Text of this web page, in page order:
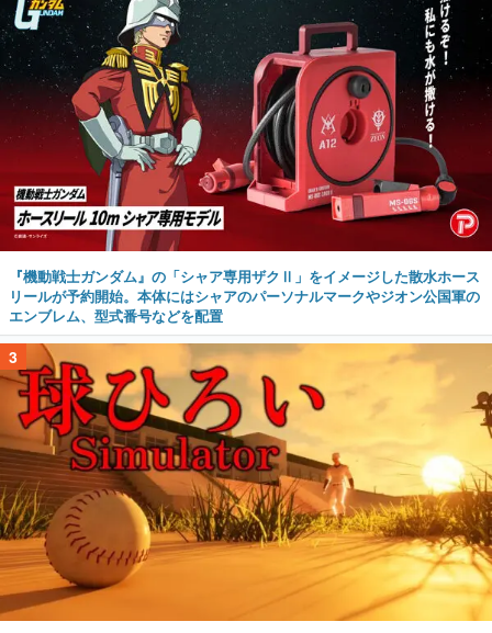
『機動戦士ガンダム』の「シャア専用ザクⅡ」をイメージした散水ホース
リールが予約開始。本体にはシャアのパーソナルマークやジオン公国軍の
エンブレム、型式番号などを配置
3